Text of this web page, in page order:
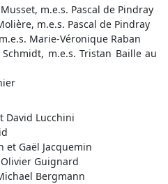
m.e.s. Pascal de Pindray
m.e.s. Pascal de Pindray
Marie-Véronique Raban
Schmidt, m.e.s. Tristan Baille au
David Lucchini
et Gaël Jacquemin
Guignard
Bergmann